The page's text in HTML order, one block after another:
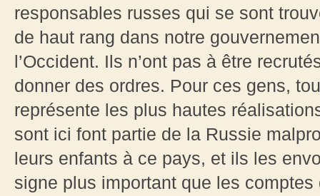
responsables russes qui se sont
de haut rang dans notre
l’Occident. Ils n’ont pas à être
donner des ordres. Pour ces gens,
représente les plus hautes
sont ici font partie de la Russie
leurs enfants à ce pays, et ils les
signe plus important que les